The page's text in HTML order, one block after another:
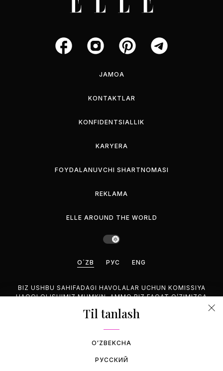
JAMOA
KONTAKTLAR
KONFIDENTSIALLIK
KARYERA
FOYDALANUVCHI SHARTNOMASI
REKLAMA
ELLE AROUND THE WORLD
O`ZB РУС ENG
BIZ USHBU SAHIFADAGI HAVOLALAR UCHUN KOMISSIYA
HAQQI OLISHIMIZ MUMKIN, AMMO BIZ FAQAT O’ZIMIZGA
Til tanlash
OʻZBEKCHA
РУССКИЙ